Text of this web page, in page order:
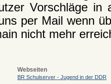
Vorschläge in
per Mail wenn
nicht mehr
Webseiten
BR Schulserver - Jugend in der DDR